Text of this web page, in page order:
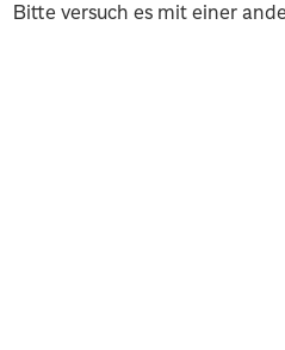
Bitte versuch es mit einer